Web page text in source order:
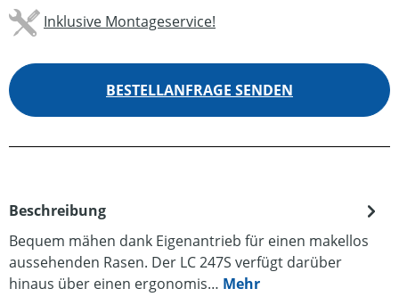
Inklusive Montageservice!
BESTELLANFRAGE SENDEN
Beschreibung
Bequem mähen dank Eigenantrieb für einen makellos
aussehenden Rasen. Der LC 247S verfügt darüber
hinaus über einen ergonomis… Mehr